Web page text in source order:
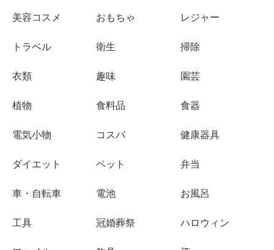
美容コスメ おもちゃ レジャー
トラベル 衛生 掃除
衣類 趣味 園芸
植物 食料品 食器
電気小物 コスパ 健康器具
ダイエット ペット 弁当
車・自転車 電池 お風呂
工具 冠婚葬祭 ハロウィン